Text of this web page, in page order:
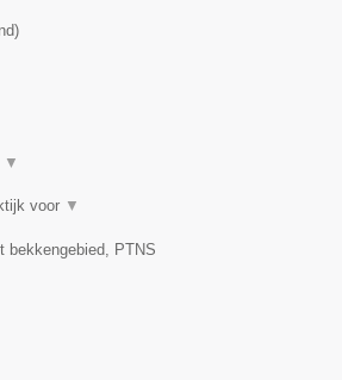
)
▼
voor ▼
bekkengebied, PTNS